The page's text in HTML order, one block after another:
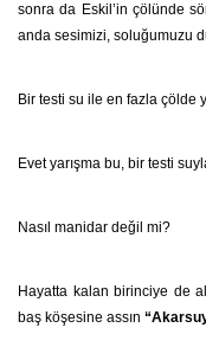
sonra da Eskil’in çölünde
anda sesimizi, soluğumuzu
Bir testi su ile en fazla çölde
Evet yarışma bu, bir testi
Nasıl manidar değil mi?
Hayatta kalan birinciye de
baş köşesine assın